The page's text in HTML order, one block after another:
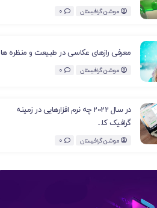
موشن گرافیستان 0
معرفی رازهای عکاسی در طبیعت و منظره ها
موشن گرافیستان 0
در سال 2022 چه نرم افزارهایی در زمینه
گرافیک کا...
موشن گرافیستان 0